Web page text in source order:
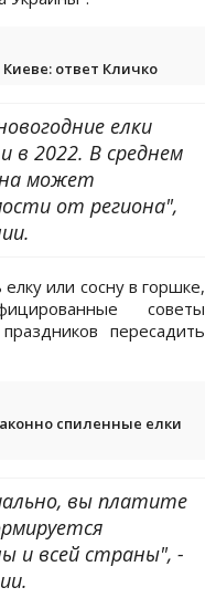
ответ Кличко
елки
в 2022. В среднем
может
от региона",
или сосну в горшке,
советы
пересадить
спиленные елки
вы платите
и всей страны", -